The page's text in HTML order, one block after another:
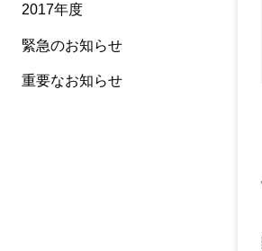
2017年度
緊急のお知らせ
重要なお知らせ